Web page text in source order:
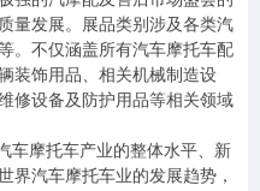
量发展。展品类别涉及各类汽
。不仅涵盖所有汽车摩托车配
装饰用品、相关机械制造设
修设备及防护用品等相关领域
车摩托车产业的整体水平、新
界汽车摩托车业的发展趋势，